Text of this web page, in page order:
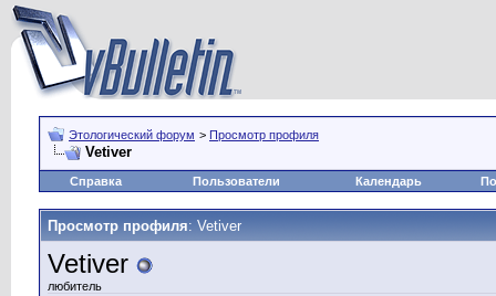
Этологический форум > Просмотр профиля
Vetiver
Справка Пользователи Календарь
Просмотр профиля: Vetiver
Vetiver
любитель